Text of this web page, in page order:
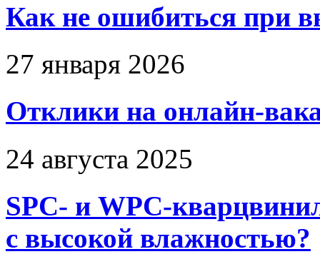
Как не ошибиться при
27 января 2026
Отклики на онлайн-
24 августа 2025
SPC- и WPC-
с высокой влажностью?